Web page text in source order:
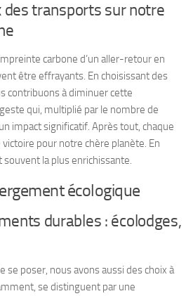
des transports sur notre
carbone d’un aller-retour en
être effrayants. En choisissant des
contribuons à diminuer cette
qui, multiplié par le nombre de
impact significatif. Après tout, chaque
pour notre chère planète. En
la plus enrichissante.
écologique
durables : écolodges,
se poser, nous avons aussi des choix à
se distinguent par une